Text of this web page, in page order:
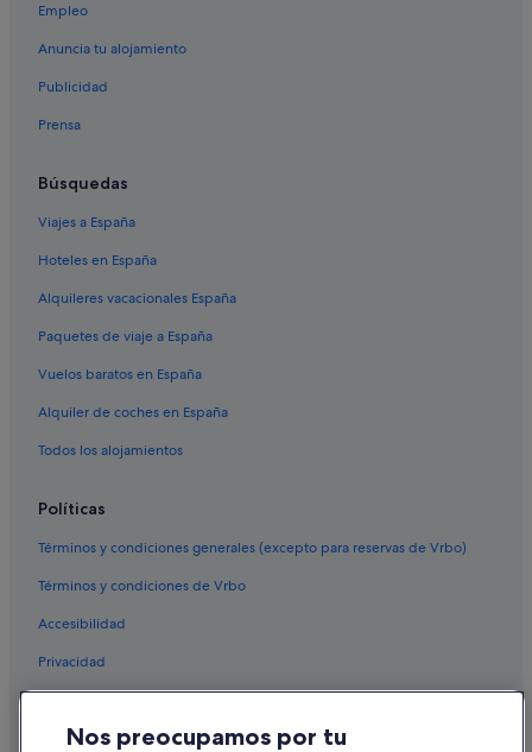
Empleo
Anuncia tu alojamiento
Publicidad
Prensa
Búsquedas
Viajes a España
Hoteles en España
Alquileres vacacionales España
Paquetes de viaje a España
Vuelos baratos en España
Alquiler de coches en España
Todos los alojamientos
Políticas
Términos y condiciones generales (excepto para reservas de Vrbo)
Términos y condiciones de Vrbo
Accesibilidad
Privacidad
Condiciones de uso
Nos preocupamos por tu